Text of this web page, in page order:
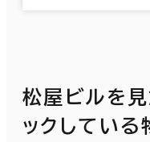
松屋ビルを
ックしている